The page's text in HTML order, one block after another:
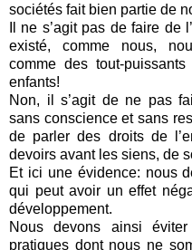
sociétés fait bien partie de
Il ne s’agit pas de faire de
existé, comme nous,
comme des tout-
enfants!
Non, il s’agit de ne pas
sans conscience et sans
de parler des droits de
devoirs avant les siens, de
Et ici une évidence: nous
qui peut avoir un effet
développement.
Nous devons ainsi
pratiques dont nous ne